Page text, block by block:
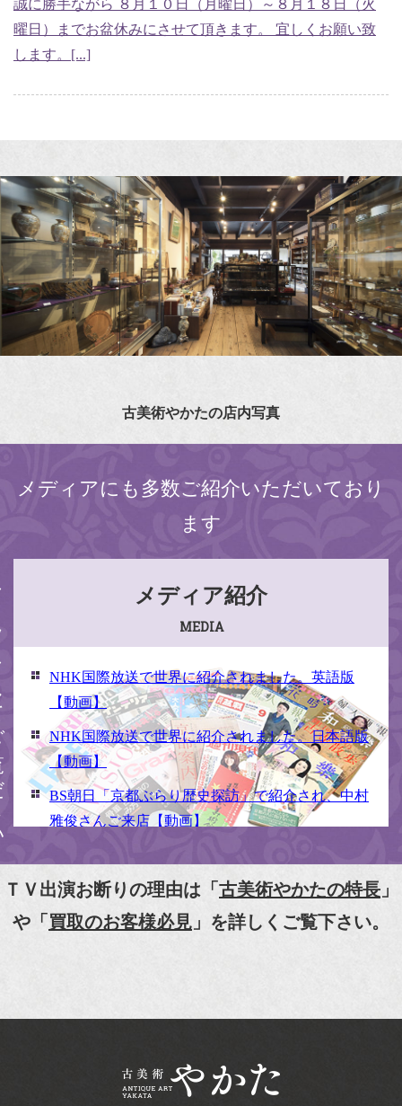
誠に勝手ながら ８月１０日（月曜日）～８月１８日（火
曜日）までお盆休みにさせて頂きます。 宜しくお願い致
します。[...]
古美術やかたの店内写真
メディアにも多数ご紹介いただいており
ます
い メディア紹介
MEDIA
NHK国際放送で世界に紹介されました。英語版
【動画】
NHK国際放送で世界に紹介されました。日本語版
【動画】
BS朝日「京都ぶらり歴史探訪」で紹介され、中村
雅俊さんご来店【動画】
【動画】
『京都新聞』とKBS京都で鴨東まちなか美術館を
NHK「趣味Do楽」とよた真帆さんご来店！【動
ＴＶ出演お断りの理由は「古美術やかたの特長 」
や「買取のお客様必見 」を詳しくご覧下さい。